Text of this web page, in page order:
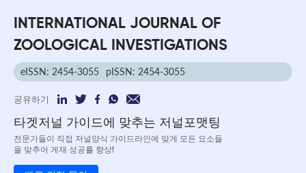
INTERNATIONAL JOURNAL OF
ZOOLOGICAL INVESTIGATIONS
eISSN: 2454-3055 pISSN: 2454-3055
공유하기
타겟저널 가이드에 맞추는 저널포맷팅
전문가들이 직접 저널양식 가이드라인에 맞게 모든 요소들
을 맞추어 게재 성공률 향상!